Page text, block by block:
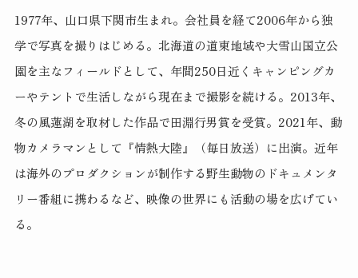
1977年、山口県下関市生まれ。会社員を経て2006年から独
学で写真を撮りはじめる。北海道の道東地域や大雪山国立公
園を主なフィールドとして、年間250日近くキャンピングカ
ーやテントで生活しながら現在まで撮影を続ける。2013年、
冬の風蓮湖を取材した作品で田淵行男賞を受賞。2021年、動
物カメラマンとして『情熱大陸』（毎日放送）に出演。近年
は海外のプロダクションが制作する野生動物のドキュメンタ
リー番組に携わるなど、映像の世界にも活動の場を広げてい
る。